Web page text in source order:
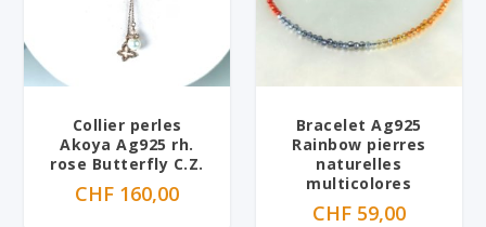
Collier perles
Akoya Ag925 rh.
rose Butterfly C.Z.
CHF 160,00
Bracelet Ag925
Rainbow pierres
naturelles
multicolores
CHF59,00